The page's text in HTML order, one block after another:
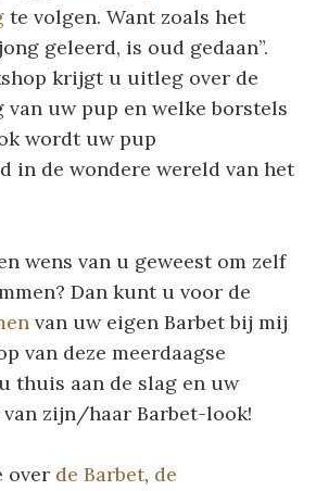
te volgen. Want zoals het
geleerd, is oud gedaan”.
krijgt u uitleg over de
uw pup en welke borstels
wordt uw pup
in de wondere wereld van het
wens van u geweest om zelf
Dan kunt u voor de
van uw eigen Barbet bij mij
van deze meerdaagse
thuis aan de slag en uw
zijn/haar Barbet-look!
over de Barbet, de